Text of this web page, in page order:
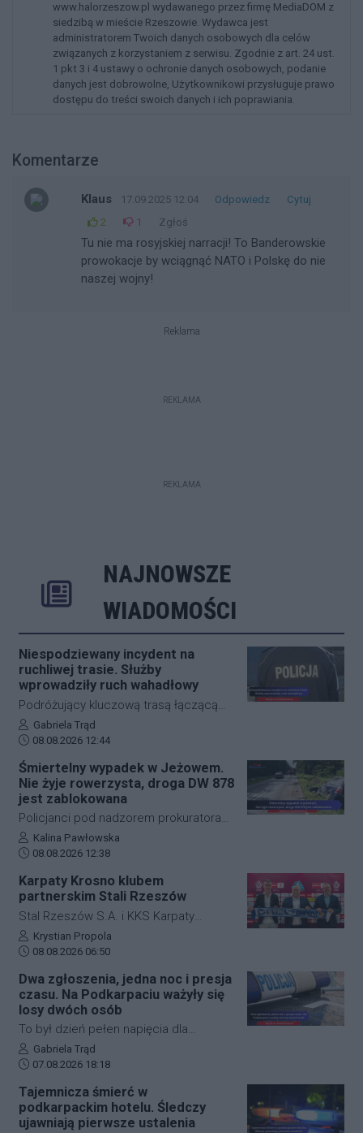
www.halorzeszow.pl wydawanego przez firmę MediaDOM z
siedzibą w mieście Rzeszowie. Wydawca jest
administratorem Twoich danych osobowych dla celów
związanych z korzystaniem z serwisu. Zgodnie z art. 24 ust.
1 pkt 3 i 4 ustawy o ochronie danych osobowych, podanie
danych jest dobrowolne, Użytkownikowi przysługuje prawo
dostępu do treści swoich danych i ich poprawiania.
Komentarze
Klaus 17.09.2025 12:04 Odpowiedz
Cytuj
2
1 Zgłoś
Tu nie ma rosyjskiej narracji! To Banderowskie
prowokacje by wciągnąć NATO i Polskę do nie
naszej wojny!
Reklama
REKLAMA
REKLAMA
NAJNOWSZE
WIADOMOŚCI
Niespodziewany incydent na
ruchliwej trasie. Służby
wprowadziły ruch wahadłowy
Podróżujący kluczową trasą łączącą
Jasło z Gorlicami muszą uzbroić się w
cierpliwość. Niespodziewane
zdarzenie drogowe w miejscowości
Przysieki doprowadziło do utrudnień na
drodze krajowej nr 28. Na miejscu
natychmiast pojawiła się policja, która
wprowadziła zmianę w organizacji
ruchu, by zabezpieczyć teren i uniknąć
Autor artykułu:
Gabriela Trąd
Data dodania artykułu:
08.08.2026 12:44
Śmiertelny wypadek w Jeżowem.
Nie żyje rowerzysta, droga DW 878
jest zablokowana
Policjanci pod nadzorem prokuratora
ustalają szczegółowe okoliczności
tragicznego wypadku, do którego
Jeżowe w powiecie niżańskim. W
wyniku zderzenia samochodu
osobowego z rowerzystą, śmierć na
miejscu poniósł kierujący jednośladem.
Droga wojewódzka nr 878 jest
całkowicie zablokowana.
Autor artykułu:
Kalina Pawłowska
Data dodania artykułu:
08.08.2026 12:38
Karpaty Krosno klubem
partnerskim Stali Rzeszów
Stal Rzeszów S.A. i KKS Karpaty
Krosno rozpoczęły oficjalną
współpracę. Kluby podpisały
długoterminową umowę partnerską,
która ma obejmować m.in. wymianę
doświadczeń, rozwój szkolenia
młodzieży oraz obserwację i
pozyskiwanie utalentowanych
zawodników z regionu.
Autor artykułu:
Krystian Propola
Data dodania artykułu:
08.08.2026 06:50
Dwa zgłoszenia, jedna noc i presja
czasu. Na Podkarpaciu ważyły się
losy dwóch osób
To był dzień pełen napięcia dla
funkcjonariuszy z powiatu niżańskiego.
W ciągu zaledwie kilkunastu godzin
służby ratunkowe musiały
przeprowadzić dwie niezależne,
intensywne akcje poszukiwawcze. W
Autor artykułu:
Gabriela Trąd
Data dodania artykułu:
07.08.2026 18:18
Tajemnicza śmierć w
podkarpackim hotelu. Śledczy
ujawniają pierwsze ustalenia